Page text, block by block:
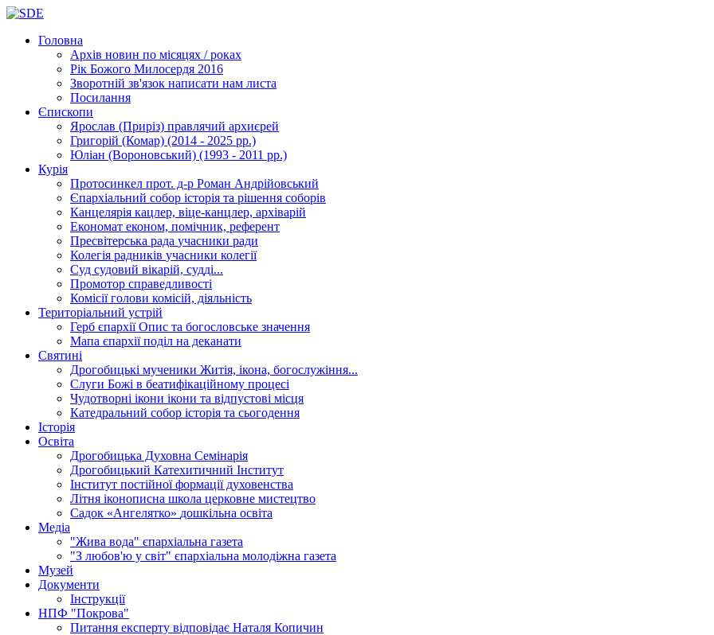
Головна
Архів новин по місяцях / роках
Рік Божого Милосердя 2016
Зворотній зв'язок написати нам листа
Посилання
Єпископи
Ярослав (Приріз) правлячий архиєрей
Григорій (Комар) (2014 - 2025 рр.)
Юліан (Вороновський) (1993 - 2011 рр.)
Курія
Протосинкел прот. д-р Роман Андрійовський
Єпархіальний собор історія та рішення соборів
Канцелярія кацлер, віце-канцлер, архіварій
Економат економ, помічник, референт
Пресвітерська рада учасники ради
Колегія радників учасники колегії
Суд судовий вікарій, судді...
Промотор справедливості
Комісіїголови комісій, діяльність
Територіальний устрій
Герб єпархіїОпис та богословське значення
Мапа єпархіїподіл на деканати
Святині
Дрогобицькі мученики Житія, ікона, богослужіння...
Слуги Божі в беатифікаційному процесі
Чудотворні ікони ікони та відпустові місця
Катедральний собор історія та сьогодення
Історія
Освіта
Дрогобицька Духовна Семінарія
Дрогобицький Катехитичний Інститут
Інститут постійної формації духовенства
Літня іконописна школа церковне мистецтво
Садок «Ангелятко» дошкільна освіта
Медіа
"Жива вода" єпархіальна газета
"З любов'ю у світ" єпархіальна молодіжна газета
Музей
Документи
Інструкції
НПФ "Покрова"
Питання експерту відповідає Наталя Копичин